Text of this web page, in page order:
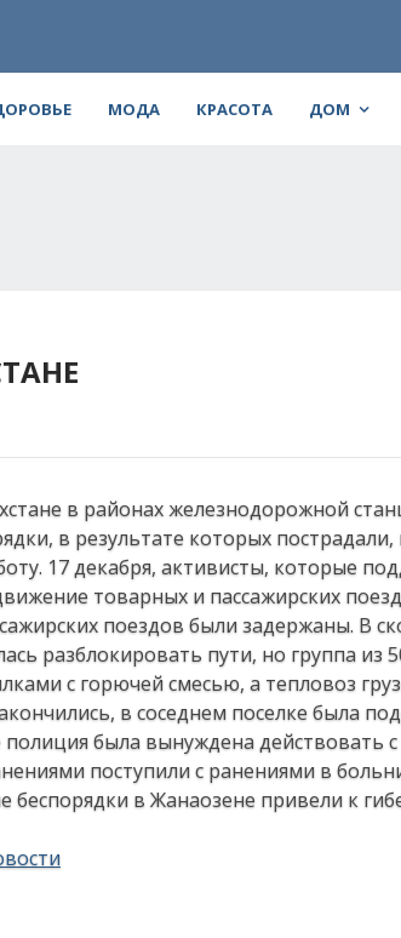
МОДА КРАСОТА ДОМ
в районах железнодорожной
в результате которых
17 декабря, активисты, которые
товарных и пассажирских
поездов были задержаны. В
разблокировать пути, но группа из
с горючей смесью, а тепловоз
в соседнем поселке была
была вынуждена действовать
поступили с ранениями в
в Жанаозене привели к